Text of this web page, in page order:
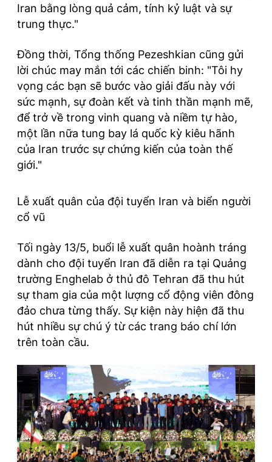
Iran bằng lòng quả cảm, tính kỷ luật và sự
trung thực."
Đồng thời, Tổng thống Pezeshkian cũng gửi
lời chúc may mắn tới các chiến binh: "Tôi hy
vọng các bạn sẽ bước vào giải đấu này với
sức mạnh, sự đoàn kết và tinh thần mạnh mẽ,
để trở về trong vinh quang và niềm tự hào,
một lần nữa tung bay lá quốc kỳ kiêu hãnh
của Iran trước sự chứng kiến của toàn thế
giới."
Lễ xuất quân của đội tuyển Iran và biển người
cổ vũ
Tối ngày 13/5, buổi lễ xuất quân hoành tráng
dành cho đội tuyển Iran đã diễn ra tại Quảng
trường Enghelab ở thủ đô Tehran đã thu hút
sự tham gia của một lượng cổ động viên đông
đảo chưa từng thấy. Sự kiện này hiện đã thu
hút nhiều sự chú ý từ các trang báo chí lớn
trên toàn cầu.